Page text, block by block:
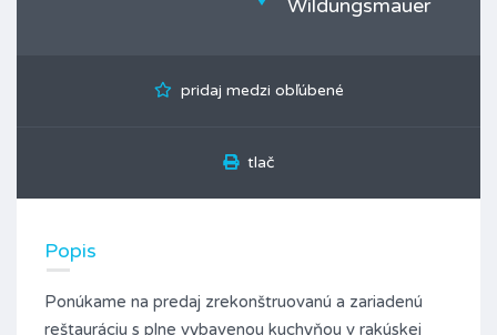
Wildungsmauer
pridaj medzi obľúbené
tlač
Popis
Ponúkame na predaj zrekonštruovanú a zariadenú
reštauráciu s plne vybavenou kuchyňou v rakúskej